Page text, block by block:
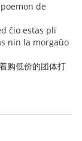
de
ĉio estas pli
nin la morgaŭo
购低价的团体打